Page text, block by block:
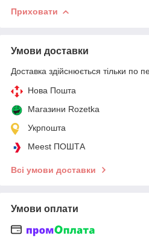
Приховати
Умови доставки
Доставка здійснюється тільки по
Нова Пошта
Магазини Rozetka
Укрпошта
Meest ПОШТА
Всі умови доставки
Умови оплати